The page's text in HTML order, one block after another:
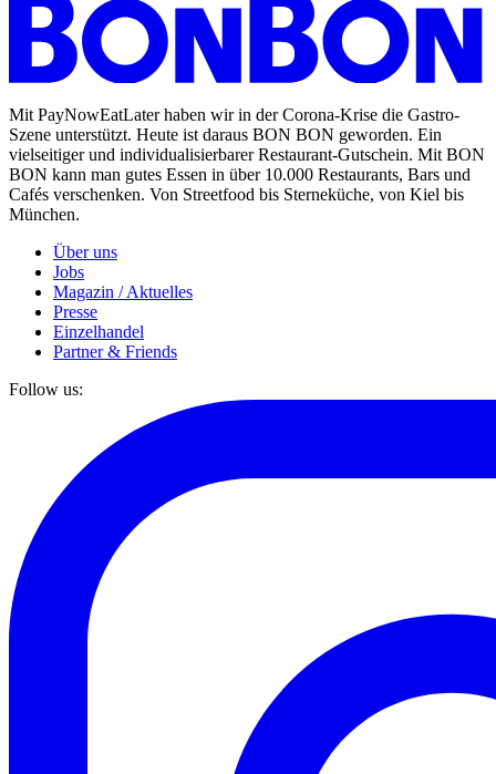
Mit PayNowEatLater haben wir in der Corona-Krise die Gastro-
Szene unterstützt. Heute ist daraus BON BON geworden. Ein
vielseitiger und individualisierbarer Restaurant-Gutschein. Mit BON
BON kann man gutes Essen in über 10.000 Restaurants, Bars und
Cafés verschenken. Von Streetfood bis Sterneküche, von Kiel bis
München.
Über uns
Jobs
Magazin / Aktuelles
Presse
Einzelhandel
Partner & Friends
Follow us: